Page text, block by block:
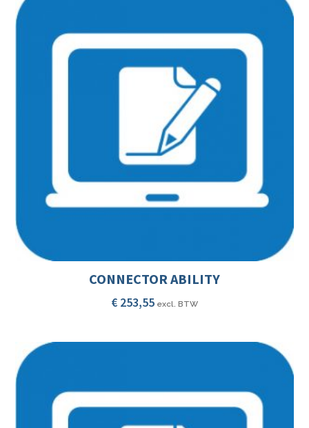
CONNECTOR ABILITY
€ 253,55 excl. BTW